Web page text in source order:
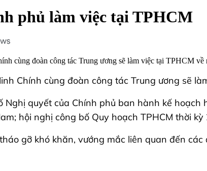
phủ làm việc tại TPHCM
cùng đoàn công tác Trung ương sẽ làm việc tại TPHCM về
Chính cùng đoàn công tác Trung ương sẽ
quyết của Chính phủ ban hành kế
hội nghị công bố Quy hoạch TPHCM thời
gỡ khó khăn, vướng mắc liên quan đến